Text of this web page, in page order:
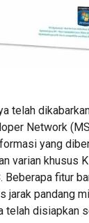
telah
Network
yang
varian khusus
fitur
jarak pandang
telah disiapkan